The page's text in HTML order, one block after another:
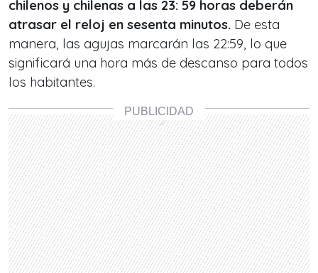
chilenos y chilenas a las 23: 59 horas deberán
atrasar el reloj en sesenta minutos. De esta
manera, las agujas marcarán las 22:59, lo que
significará una hora más de descanso para todos
los habitantes.